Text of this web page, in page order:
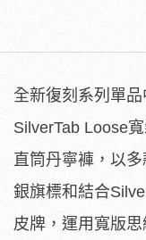
全新復刻系列單
SilverTab Loose
直筒丹寧褲，以
銀旗標和結合
皮牌，運用寬版